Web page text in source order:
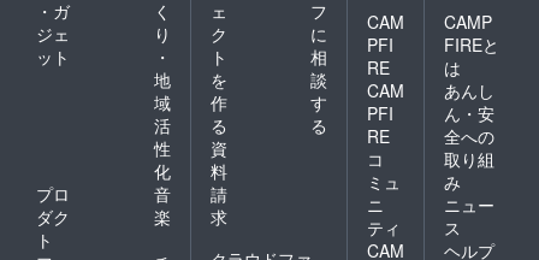
お申し
出なく
備品等
の移
動、使
用目的
以外の
利用 -
悪臭を
発生さ
せる恐
れのあ
るもの
・ガ
ジェ
ット
く
り
・
地
域
活
性
化
プロ
ダク
ト
音
楽
ェ
ク
ト
を
作
る
フ
に
相
談
す
る
資
料
請
求
CAM
PFI
RE
CAM
PFI
RE
コ
ミュ
ニ
ティ
CAM
CAMP
FIREと
は
あんし
ん・安
全への
取り組
み
ニュー
ス
ヘルプ